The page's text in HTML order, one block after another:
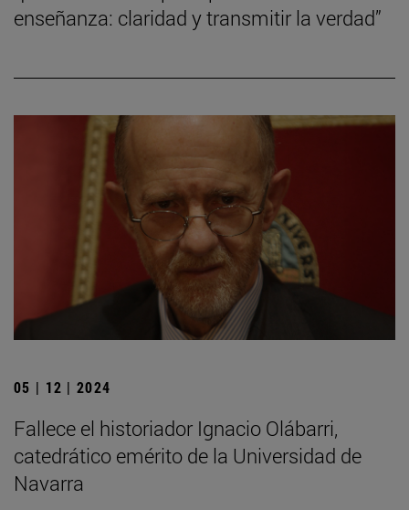
enseñanza: claridad y transmitir la verdad”
05 | 12 | 2024
Fallece el historiador Ignacio Olábarri,
catedrático emérito de la Universidad de
Navarra